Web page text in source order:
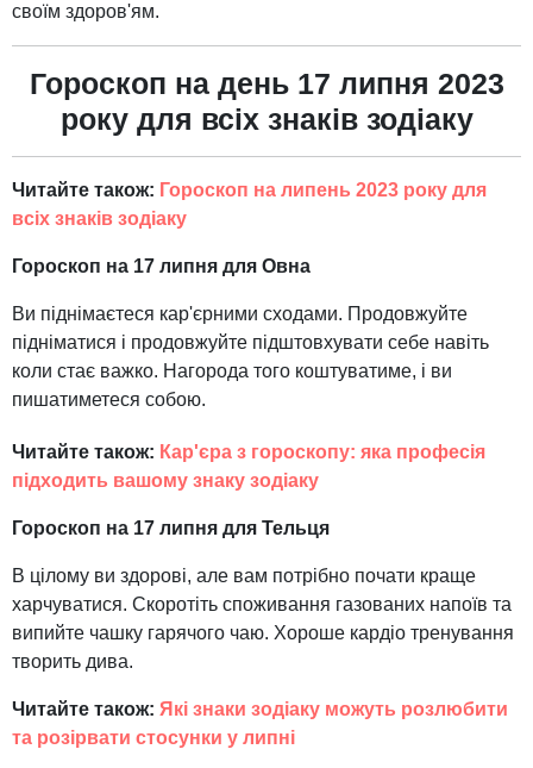
своїм здоров'ям.
Гороскоп на день 17 липня 2023
року для всіх знаків зодіаку
Читайте також: Гороскоп на липень 2023 року для
всіх знаків зодіаку
Гороскоп на 17 липня для Овна
Ви піднімаєтеся кар'єрними сходами. Продовжуйте
підніматися і продовжуйте підштовхувати себе навіть
коли стає важко. Нагорода того коштуватиме, і ви
пишатиметеся собою.
Читайте також: Кар'єра з гороскопу: яка професія
підходить вашому знаку зодіаку
Гороскоп на 17 липня для Тельця
В цілому ви здорові, але вам потрібно почати краще
харчуватися. Скоротіть споживання газованих напоїв та
випийте чашку гарячого чаю. Хороше кардіо тренування
творить дива.
Читайте також: Які знаки зодіаку можуть розлюбити
та розірвати стосунки у липні